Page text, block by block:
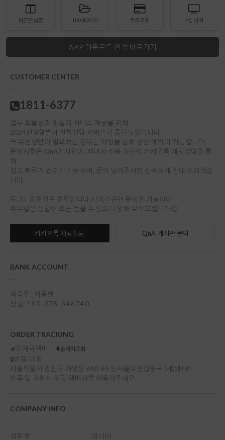
최근본상품 마이페이지 주문조회 PC 버젼
APP 다운로드 연결 바로가기
CUSTOMER CENTER
1811-6377
업무 효율성과 양질의 서비스 제공을 위해
2024년 8월부터 전화상담 서비스가 중단되었습니다.
꼭 유선상담이 필요하신 경우는 채팅을 통해 상담 예약이 가능합니다.
문의사항은 QnA게시판과, 페이지 좌측 하단의 카카오톡 채팅상담을 통
해
쉽고 빠르게 접수가 가능하며, 문의 남겨주시면 신속하게 안내 드리겠습
니다.
토, 일, 공휴일은 휴무입니다.사이즈관련 문의만 가능하며
휴무일은 응답이 조금 늦을 수 있으니 양해 부탁드립니다😊
카카오톡 채팅상담 QnA 게시판 문의
BANK ACCOUNT
예금주 : 최동현
신한 110-275-346740
ORDER TRACKING
우체국택배 배송위치조회
반품/교환
서울특별시 광진구 자양동 680-65 동서울우편집중국 (세)와니비
반품 및 교환시 해당 택배사를 이용해주세요.
COMPANY INFO
상호명 와니비